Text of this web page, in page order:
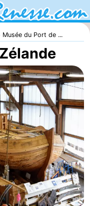
Musée du Port de ...